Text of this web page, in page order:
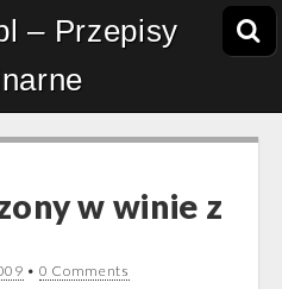
– Przepisy
w winie z
• 0 Comments